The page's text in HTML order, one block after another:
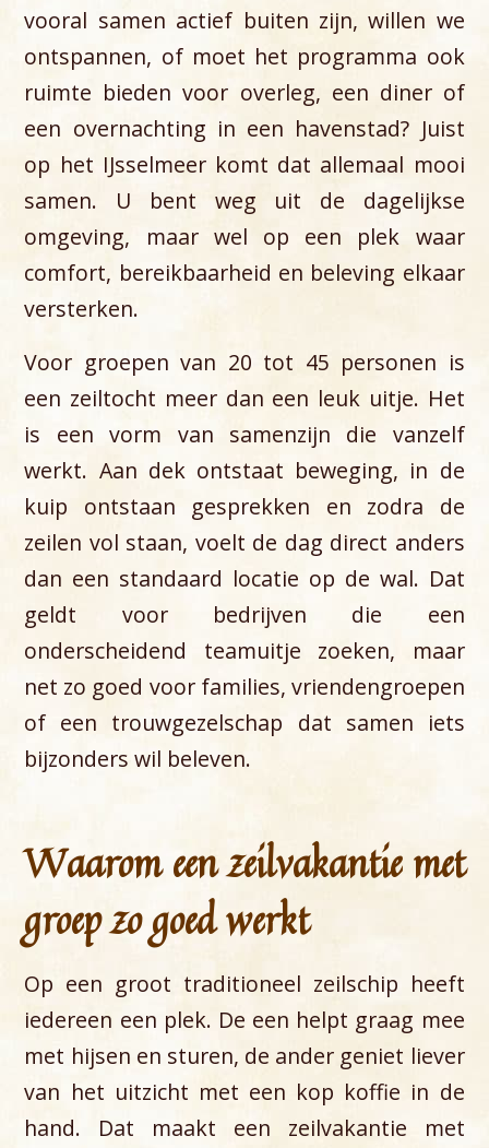
vooral samen actief buiten zijn, willen we
ontspannen, of moet het programma ook
ruimte bieden voor overleg, een diner of
een overnachting in een havenstad? Juist
op het IJsselmeer komt dat allemaal mooi
samen. U bent weg uit de dagelijkse
omgeving, maar wel op een plek waar
comfort, bereikbaarheid en beleving elkaar
versterken.
Voor groepen van 20 tot 45 personen is
een zeiltocht meer dan een leuk uitje. Het
is een vorm van samenzijn die vanzelf
werkt. Aan dek ontstaat beweging, in de
kuip ontstaan gesprekken en zodra de
zeilen vol staan, voelt de dag direct anders
dan een standaard locatie op de wal. Dat
geldt voor bedrijven die een
onderscheidend teamuitje zoeken, maar
net zo goed voor families, vriendengroepen
of een trouwgezelschap dat samen iets
bijzonders wil beleven.
Waarom een zeilvakantie met
groep zo goed werkt
Op een groot traditioneel zeilschip heeft
iedereen een plek. De een helpt graag mee
met hijsen en sturen, de ander geniet liever
van het uitzicht met een kop koffie in de
hand. Dat maakt een zeilvakantie met